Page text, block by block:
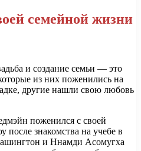
семейной жизни
и создание семьи — это
из них поженились на
другие нашли свою любовь
поженился с своей
знакомства на учебе в
и Ннамди Асомугха